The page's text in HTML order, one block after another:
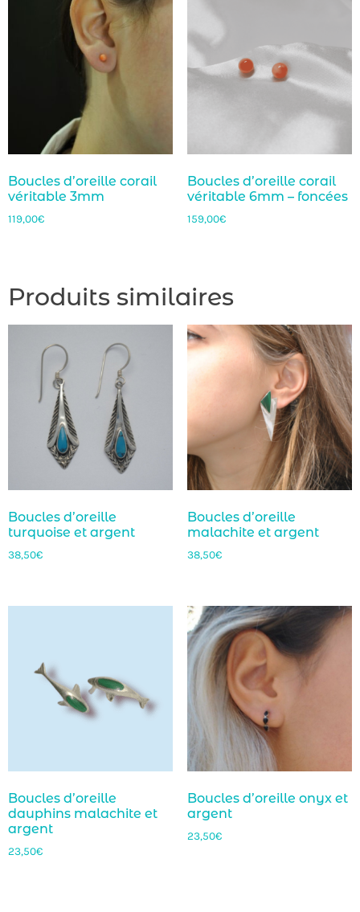
Boucles d’oreille corail
véritable 3mm
119,00€
Boucles d’oreille corail
véritable 6mm – foncées
159,00€
Produits similaires
Boucles d’oreille
turquoise et argent
38,50€
Boucles d’oreille
malachite et argent
38,50€
Boucles d’oreille
dauphins malachite et
argent
23,50€
Boucles d’oreille onyx et
argent
23,50€